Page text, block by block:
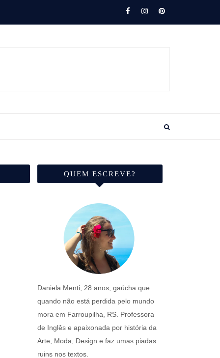
QUEM ESCREVE?
Daniela Menti, 28 anos, gaúcha que
quando não está perdida pelo mundo
mora em Farroupilha, RS. Professora
de Inglês e apaixonada por história da
Arte, Moda, Design e faz umas piadas
ruins nos textos.